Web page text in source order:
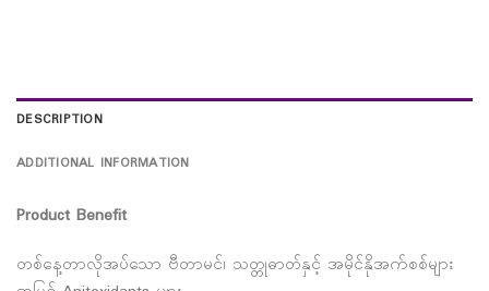
DESCRIPTION
ADDITIONAL INFORMATION
Product Benefit
တစ်နေ့တာလိုအပ်သော ဗီတာမင်၊ သတ္တုဓာတ်နှင့် အမိုင်နိုအက်စစ်များ